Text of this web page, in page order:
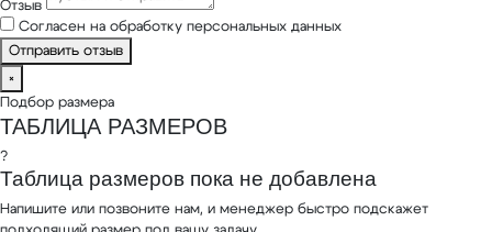
Отзыв
Согласен на обработку персональных данных
Отправить отзыв
×
Подбор размера
ТАБЛИЦА РАЗМЕРОВ
?
Таблица размеров пока не добавлена
Напишите или позвоните нам, и менеджер быстро подскажет